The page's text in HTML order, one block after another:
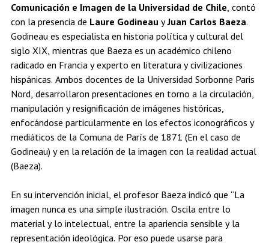
Comunicación e Imagen de la Universidad de Chile, contó
con la presencia de Laure Godineau yJuan Carlos Baeza.
Godineau es especialista en historia política y cultural del
siglo XIX, mientras que Baeza es un académico chileno
radicado en Francia y experto en literatura y civilizaciones
hispánicas. Ambos docentes de la Universidad Sorbonne Paris
Nord, desarrollaron presentaciones en torno a la circulación,
manipulación y resignificación de imágenes históricas,
enfocándose particularmente en los efectos iconográficos y
mediáticos de la Comuna de París de 1871 (En el caso de
Godineau) y en la relación de la imagen con la realidad actual
(Baeza).
En su intervención inicial, el profesor Baeza indicó que “La
imagen nunca es una simple ilustración. Oscila entre lo
material y lo intelectual, entre la apariencia sensible y la
representación ideológica. Por eso puede usarse para